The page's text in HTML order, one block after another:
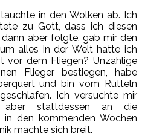
in den Wolken ab. Ich
zu Gott, dass ich diesen
aber folgte, gab mir den
alles in der Welt hatte ich
vor dem Fliegen? Unzählige
Flieger bestiegen, habe
und bin vom Rütteln
Ich versuchte mir
aber stattdessen an die
den kommenden Wochen
machte sich breit.